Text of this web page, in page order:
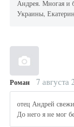
Андрея. Многая и
Украины,
Роман 7 августа
отец Андрей
До него я не мог